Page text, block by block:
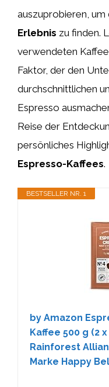
auszuprobieren, um
Erlebnis zu finden.
verwendeten
Faktor, der den
durchschnittlichen
Espresso
Reise der
persönliches
Espresso-Kaffees.
BESTSELLER NR. 1
by Amazon
Kaffee 500 g (2
Rainforest
Marke Happy